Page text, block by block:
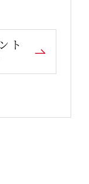
ト